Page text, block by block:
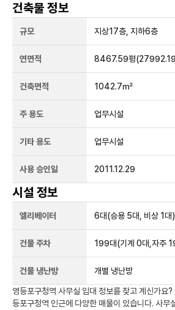
건축물 정보
규모 지상17층, 지하6층
연면적 8467.59평
건축면적 1042.7㎡
주 용도 업무시설
기타 용도 업무시설
사용 승인일 2011.12.29
시설 정보
엘리베이터 6대(승용 5대, 비상 1대)
건물 주차 199대(기계 0대,자주
건물 냉난방 개별 냉난방
영등포구청역 사무실 임대 정보를 찾고 계신가요?
등포구청역 인근에 다양한 매물이 있습니다. 사무